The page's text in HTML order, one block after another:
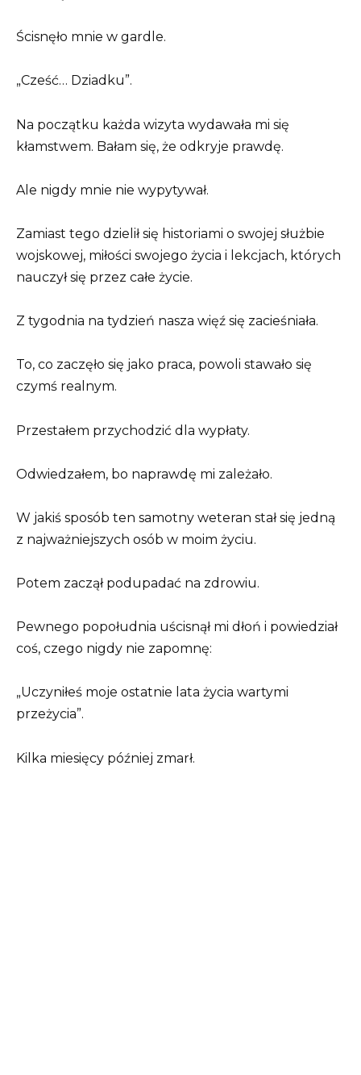
Ścisnęło mnie w gardle.
„Cześć… Dziadku”.
Na początku każda wizyta wydawała mi się
kłamstwem. Bałam się, że odkryje prawdę.
Ale nigdy mnie nie wypytywał.
Zamiast tego dzielił się historiami o swojej służbie
wojskowej, miłości swojego życia i lekcjach, których
nauczył się przez całe życie.
Z tygodnia na tydzień nasza więź się zacieśniała.
To, co zaczęło się jako praca, powoli stawało się
czymś realnym.
Przestałem przychodzić dla wypłaty.
Odwiedzałem, bo naprawdę mi zależało.
W jakiś sposób ten samotny weteran stał się jedną
z najważniejszych osób w moim życiu.
Potem zaczął podupadać na zdrowiu.
Pewnego popołudnia uścisnął mi dłoń i powiedział
coś, czego nigdy nie zapomnę:
„Uczyniłeś moje ostatnie lata życia wartymi
przeżycia”.
Kilka miesięcy później zmarł.